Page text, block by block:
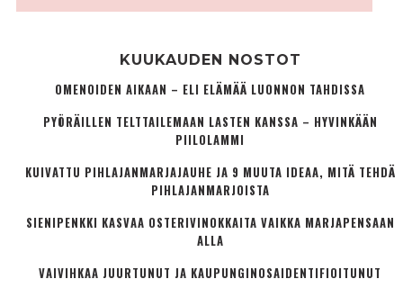
KUUKAUDEN NOSTOT
OMENOIDEN AIKAAN – ELI ELÄMÄÄ LUONNON TAHDISSA
PYÖRÄILLEN TELTTAILEMAAN LASTEN KANSSA – HYVINKÄÄN
PIILOLAMMI
KUIVATTU PIHLAJANMARJAJAUHE JA 9 MUUTA IDEAA, MITÄ TEHDÄ
PIHLAJANMARJOISTA
SIENIPENKKI KASVAA OSTERIVINOKKAITA VAIKKA MARJAPENSAAN
ALLA
VAIVIHKAA JUURTUNUT JA KAUPUNGINOSA­IDENTIFIOITUNUT